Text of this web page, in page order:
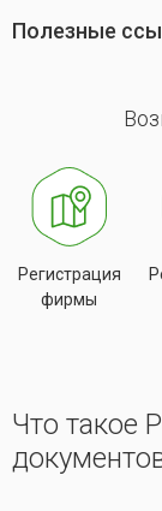
Полезные
Регистрация
фирмы
Что такое